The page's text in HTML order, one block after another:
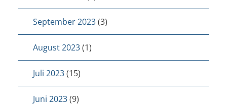
September 2023(3)
August 2023(1)
Juli 2023(15)
Juni 2023(9)